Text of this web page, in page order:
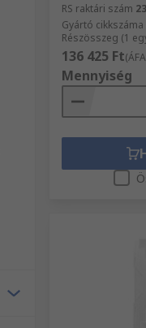
RS raktári szám
Gyártó cikkszáma
Részösszeg (1
136 425 Ft
Mennyiség